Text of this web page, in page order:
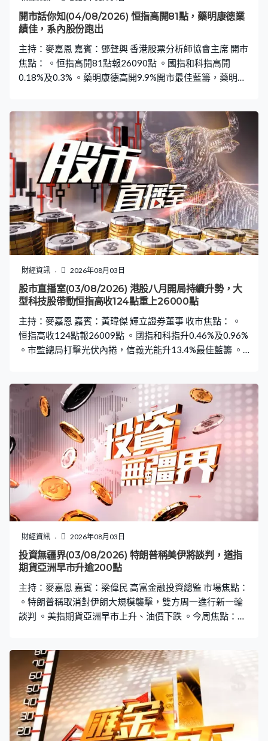
開市話你知(04/08/2026) 恒指高開81點，藥明康德業
績佳，系內股份跑出
主持：麥嘉恩 嘉賓：鄧聲興 香港股票分析師協會主席 開市
焦點： 。恒指高開81點報26090點 。國指和科指高開
0.18%及0.3% 。藥明康德高開9.9%開市最佳藍籌，藥明生
財經資訊 2026年08月03日
股市直播室(03/08/2026) 港股八月開局持續升勢，大
型科技股帶動恒指高收124點重上26000點
主持：麥嘉恩 嘉賓：黃瑋傑 輝立證券董事 收市焦點： 。
恒指高收124點報26009點 。國指和科指升0.46%及0.96%
。市監總局打擊光伏內捲，信義光能升13.4%最佳藍籌 。
成分股，智譜跌4.81%最差科指成分股 。車企公布7月數
據，小鵬及理想跌3%左右 。理文造紙半年多賺近7成，收
升4.36%，理文化工業績後5.5% 。聯想控股盈喜，收漲
10.56% 。太興盈喜，收升6.78%
財經資訊 2026年08月03日
投資無疆界(03/08/2026) 特朗普稱美伊將談判，道指
期貨亞洲早市升逾200點
主持：麥嘉恩 嘉賓：梁偉民 高富金融投資總監 市場焦點：
。特朗普稱取消對伊朗大規模襲擊，雙方周一進行新一輪
談判 。美指期貨亞洲早市上升、油價下跌 。今周焦點：美
均的78% 。77%營收超預期，高於過去5年平均的70%